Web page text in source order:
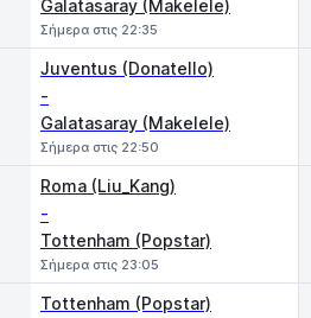
Galatasaray (Makelele)
Σήμερα στις 22:35
Juventus (Donatello)
-
Galatasaray (Makelele)
Σήμερα στις 22:50
Roma (Liu_Kang)
-
Tottenham (Popstar)
Σήμερα στις 23:05
Tottenham (Popstar)